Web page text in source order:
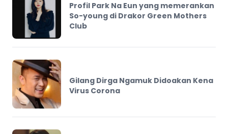
Profil Park Na Eun yang memerankan
So-young di Drakor Green Mothers
Club
Gilang Dirga Ngamuk Didoakan Kena
Virus Corona